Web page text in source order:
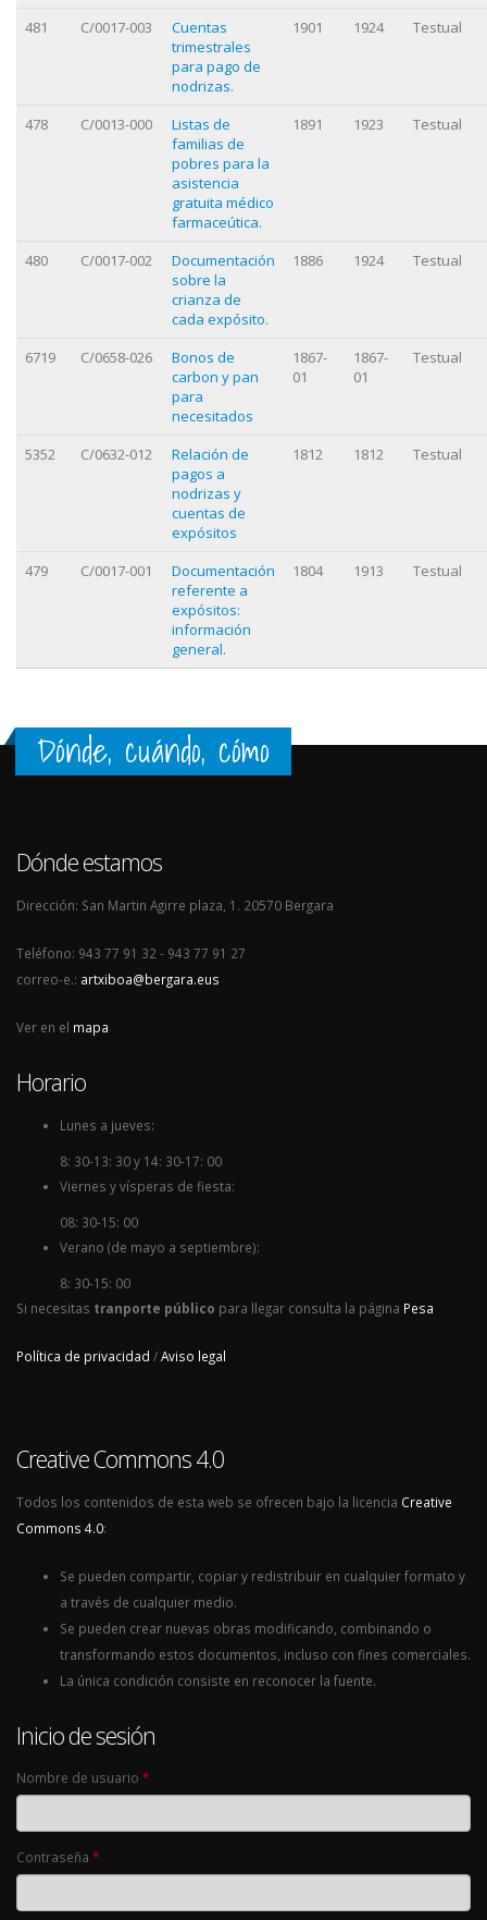
481 C/0017-003
Cuentas
trimestrales
para pago de
nodrizas.
1901 1924 Testual
478 C/0013-000
Listas de
familias de
pobres para la
asistencia
gratuita médico
farmaceútica.
1891 1923 Testual
480 C/0017-002
Documentación
sobre la
crianza de
cada expósito.
1886 1924 Testual
6719 C/0658-026
Bonos de
carbon y pan
para
necesitados
1867-
01
1867-
01
Testual
5352 C/0632-012
Relación de
pagos a
nodrizas y
cuentas de
expósitos
1812 1812 Testual
479 C/0017-001
Documentación
referente a
expósitos:
información
general.
1804 1913 Testual
Dónde, cuándo, cómo
Dónde estamos
Dirección: San Martin Agirre plaza, 1. 20570 Bergara
Teléfono: 943 77 91 32 - 943 77 91 27
correo-e.: artxiboa@bergara.eus
Ver en el mapa
Horario
Lunes a jueves:
8: 30-13: 30 y 14: 30-17: 00
Viernes y vísperas de fiesta:
08: 30-15: 00
Verano (de mayo a septiembre):
8: 30-15: 00
Si necesitas tranporte público para llegar consulta la página Pesa
Política de privacidad /Aviso legal
Creative Commons 4.0
Todos los contenidos de esta web se ofrecen bajo la licencia Creative
Commons 4.0:
Se pueden compartir, copiar y redistribuir en cualquier formato y
a través de cualquier medio.
Se pueden crear nuevas obras modificando, combinando o
transformando estos documentos, incluso con fines comerciales.
La única condición consiste en reconocer la fuente.
Inicio de sesión
Nombre de usuario *
Contraseña *